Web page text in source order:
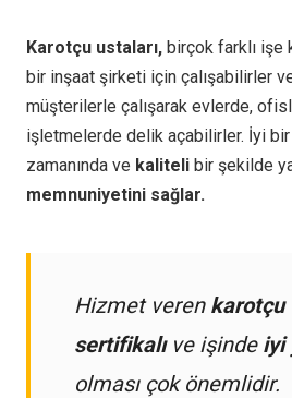
Karotçu ustaları, birçok farklı işe
bir inşaat şirketi için çalışabilirler
müşterilerle çalışarak evlerde,
işletmelerde delik açabilirler. İyi bir
zamanında ve kaliteli bir şekilde
memnuniyetini sağlar.
Hizmet veren karotçu
sertifikalıve işinde iyi
olması çok önemlidir.